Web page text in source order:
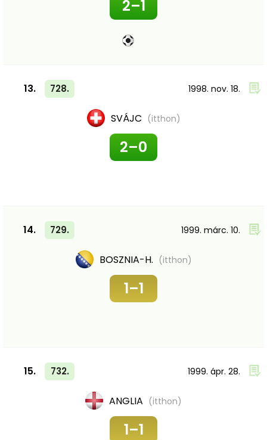
2–1
13. 728. 1998. nov. 18.
SVÁJC (itthon)
2–0
14. 729. 1999. márc. 10.
BOSZNIA-H. (itthon)
1–1
15. 732. 1999. ápr. 28.
ANGLIA (itthon)
1–1